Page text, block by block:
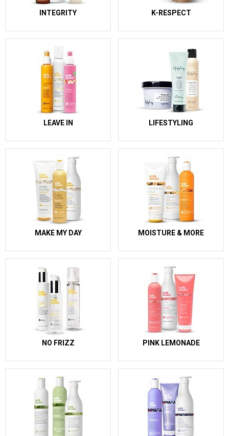
INTEGRITY K-RESPECT
LEAVE IN LIFESTYLING
MAKE MY DAY MOISTURE & MORE
NO FRIZZ PINK LEMONADE